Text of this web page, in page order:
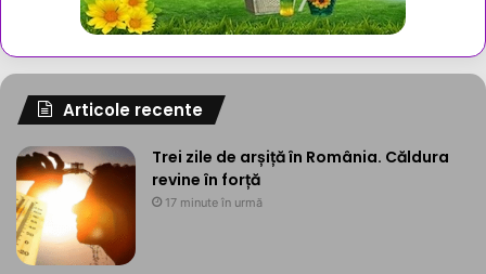
Articole recente
Trei zile de arșiță în România. Căldura
revine în forță
17 minute în urmă